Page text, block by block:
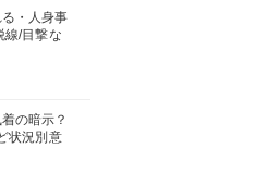
る・人身事
線/目撃な
の暗示？
状況別意